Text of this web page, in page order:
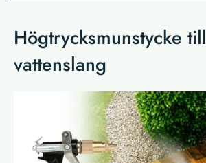
Högtrycksmunstycke till
vattenslang